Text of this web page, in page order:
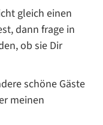
gleich einen
dann frage in
ob sie Dir
schöne Gäste
meinen